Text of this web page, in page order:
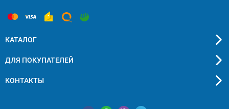
КАТАЛОГ
ДЛЯ ПОКУПАТЕЛЕЙ
КОНТАКТЫ